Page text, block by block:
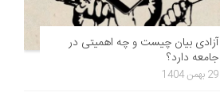
آزادی بیان چیست و چه اهمیتی در
جامعه دارد؟
29 بهمن 1404